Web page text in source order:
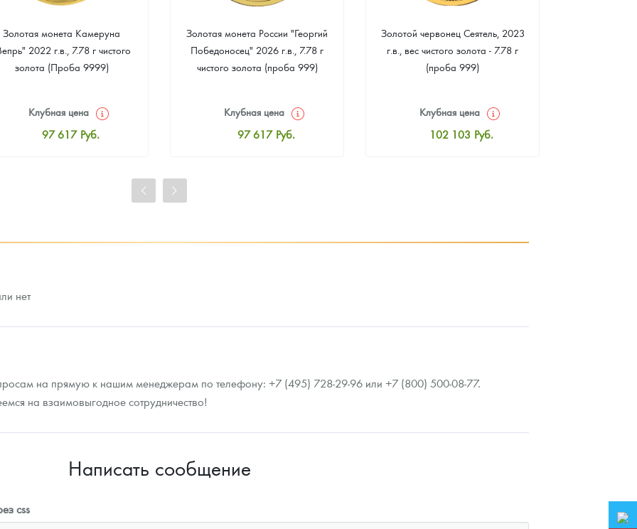
Золотая монета Камеруна
2022 г.в., 7.78 г чистого
золота (Проба 9999)
Клубная цена
97 617 Руб.
Золотая монета России "Георгий
Победоносец" 2026 г.в., 7.78 г
чистого золота (проба 999)
Клубная цена
97 617 Руб.
Золотой червонец Сеятель, 2023
г.в., вес чистого золота - 7.78 г
(проба 999)
Клубная цена
102 103 Руб.
нет
на прямую к нашим менеджерам по телефону: +7 (495) 728-29-96 или +7 (800) 500-08-77.
на взаимовыгодное сотрудничество!
Написать сообщение
css